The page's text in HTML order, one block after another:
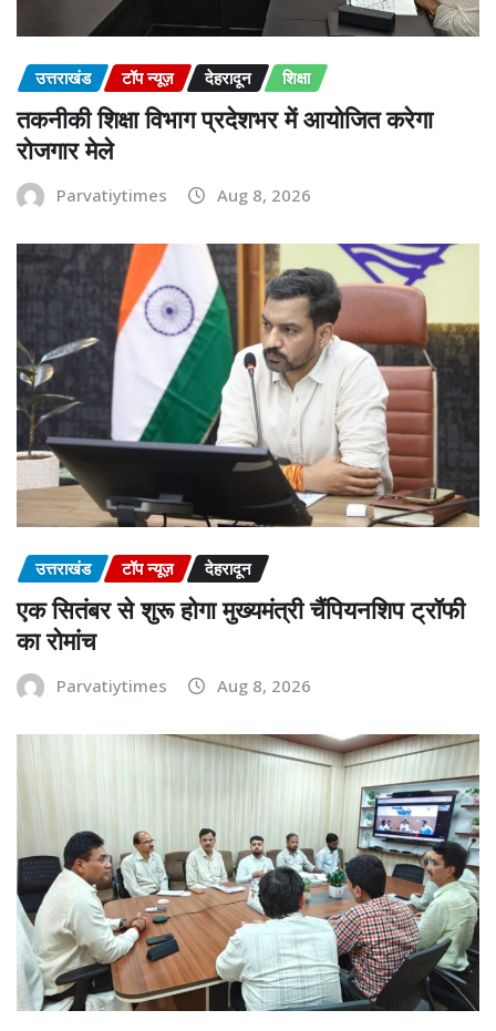
उत्तराखंड टॉप न्यूज़ देहरादून शिक्षा
तकनीकी शिक्षा विभाग प्रदेशभर में आयोजित करेगा
रोजगार मेले
Parvatiytimes Aug 8, 2026
उत्तराखंड टॉप न्यूज़ देहरादून
एक सितंबर से शुरू होगा मुख्यमंत्री चैंपियनशिप ट्रॉफी
का रोमांच
Parvatiytimes Aug 8, 2026